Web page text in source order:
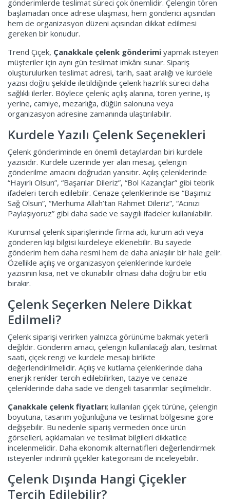
gönderimlerde teslimat süreci çok önemlidir. Çelengin tören
başlamadan önce adrese ulaşması, hem gönderici açısından
hem de organizasyon düzeni açısından dikkat edilmesi
gereken bir konudur.
Trend Çiçek, Çanakkale çelenk gönderimi yapmak isteyen
müşteriler için aynı gün teslimat imkânı sunar. Sipariş
oluşturulurken teslimat adresi, tarih, saat aralığı ve kurdele
yazısı doğru şekilde iletildiğinde çelenk hazırlık süreci daha
sağlıklı ilerler. Böylece çelenk; açılış alanına, tören yerine, iş
yerine, camiye, mezarlığa, düğün salonuna veya
organizasyon adresine zamanında ulaştırılabilir.
Kurdele Yazılı Çelenk Seçenekleri
Çelenk gönderiminde en önemli detaylardan biri kurdele
yazısıdır. Kurdele üzerinde yer alan mesaj, çelengin
gönderilme amacını doğrudan yansıtır. Açılış çelenklerinde
“Hayırlı Olsun”, “Başarılar Dileriz”, “Bol Kazançlar” gibi tebrik
ifadeleri tercih edilebilir. Cenaze çelenklerinde ise “Başımız
Sağ Olsun”, “Merhuma Allah’tan Rahmet Dileriz”, “Acınızı
Paylaşıyoruz” gibi daha sade ve saygılı ifadeler kullanılabilir.
Kurumsal çelenk siparişlerinde firma adı, kurum adı veya
gönderen kişi bilgisi kurdeleye eklenebilir. Bu sayede
gönderim hem daha resmi hem de daha anlaşılır bir hale gelir.
Özellikle açılış ve organizasyon çelenklerinde kurdele
yazısının kısa, net ve okunabilir olması daha doğru bir etki
bırakır.
Çelenk Seçerken Nelere Dikkat
Edilmeli?
Çelenk siparişi verirken yalnızca görünüme bakmak yeterli
değildir. Gönderim amacı, çelengin kullanılacağı alan, teslimat
saati, çiçek rengi ve kurdele mesajı birlikte
değerlendirilmelidir. Açılış ve kutlama çelenklerinde daha
enerjik renkler tercih edilebilirken, taziye ve cenaze
çelenklerinde daha sade ve dengeli tasarımlar seçilmelidir.
Çanakkale çelenk fiyatları; kullanılan çiçek türüne, çelengin
boyutuna, tasarım yoğunluğuna ve teslimat bölgesine göre
değişebilir. Bu nedenle sipariş vermeden önce ürün
görselleri, açıklamaları ve teslimat bilgileri dikkatlice
incelenmelidir. Daha ekonomik alternatifleri değerlendirmek
isteyenler indirimli çiçekler kategorisini de inceleyebilir.
Çelenk Dışında Hangi Çiçekler
Tercih Edilebilir?